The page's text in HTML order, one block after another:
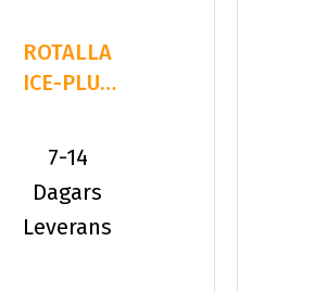
ROTALLA
ICE-PLUS
245/35R19
93 V XL
7-14
Dagars
Leverans